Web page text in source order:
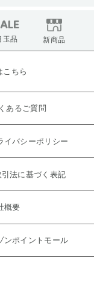
玉品 新商品
こちら
あるご質問
イバシーポリシー
法に基づく表記
概要
ンポイントモール